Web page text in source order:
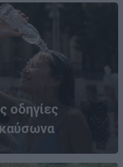
οδηγίες